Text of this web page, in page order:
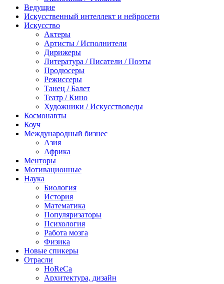
Ведущие
Искусственный интеллект и нейросети
Искусство
Актеры
Артисты / Исполнители
Дирижеры
Литература / Писатели / Поэты
Продюсеры
Режиссеры
Танец / Балет
Театр / Кино
Художники / Искусствоведы
Космонавты
Коуч
Международный бизнес
Азия
Африка
Менторы
Мотивационные
Наука
Биология
История
Математика
Популяризаторы
Психология
Работа мозга
Физика
Новые спикеры
Отрасли
HoReCa
Архитектура, дизайн